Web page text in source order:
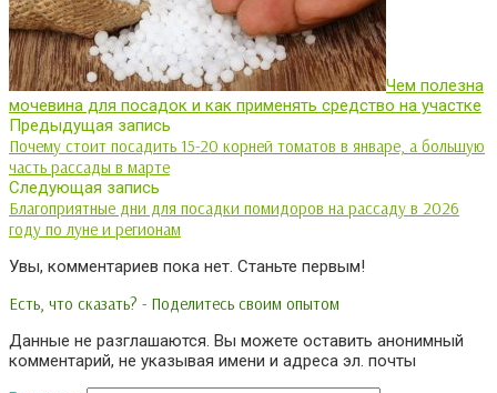
Чем полезна
мочевина для посадок и как применять средство на участке
Предыдущая запись
Почему стоит посадить 15-20 корней томатов в январе, а большую
часть рассады в марте
Следующая запись
Благоприятные дни для посадки помидоров на рассаду в 2026
году по луне и регионам
Увы, комментариев пока нет. Станьте первым!
Есть, что сказать? - Поделитесь своим опытом
Данные не разглашаются. Вы можете оставить анонимный
комментарий, не указывая имени и адреса эл. почты